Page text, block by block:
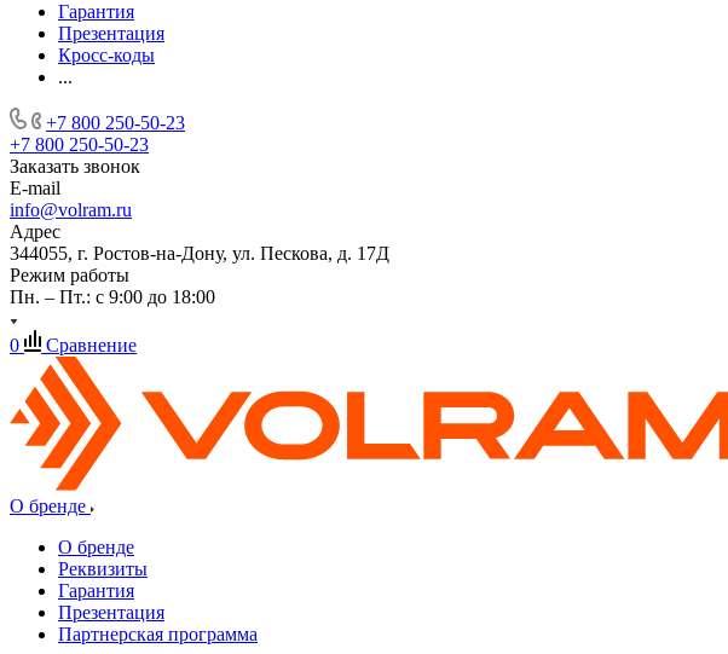
Гарантия
Презентация
Кросс-коды
...
+7 800 250-50-23
+7 800 250-50-23
Заказать звонок
E-mail
info@volram.ru
Адрес
344055, г. Ростов-на-Дону, ул. Пескова, д. 17Д
Режим работы
Пн. – Пт.: с 9:00 до 18:00
0 Сравнение
О бренде
О бренде
Реквизиты
Гарантия
Презентация
Партнерская программа